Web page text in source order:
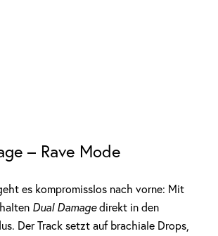
– Rave Mode
es kompromisslos nach vorne: Mit
Dual Damagedirekt in den
Der Track setzt auf brachiale Drops,